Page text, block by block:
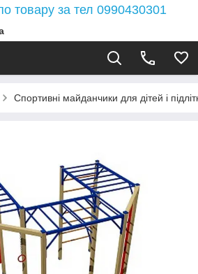
товару за тел 0990430301
Спортивні майданчики для дітей і